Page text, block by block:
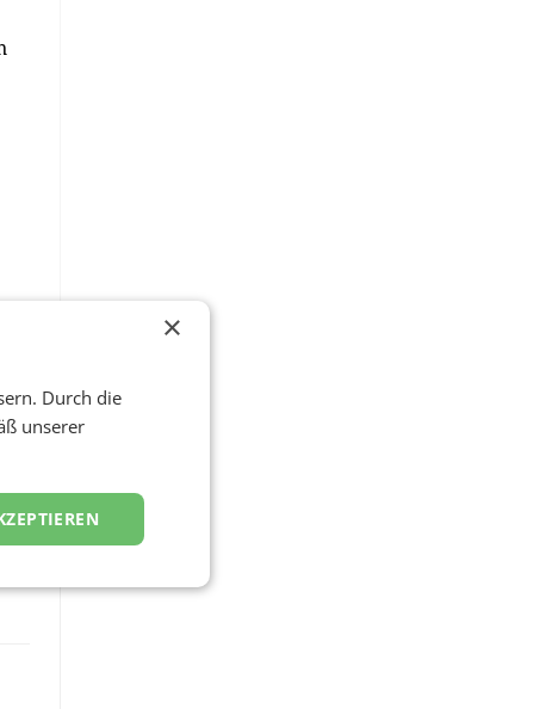
×
Durch die
unserer